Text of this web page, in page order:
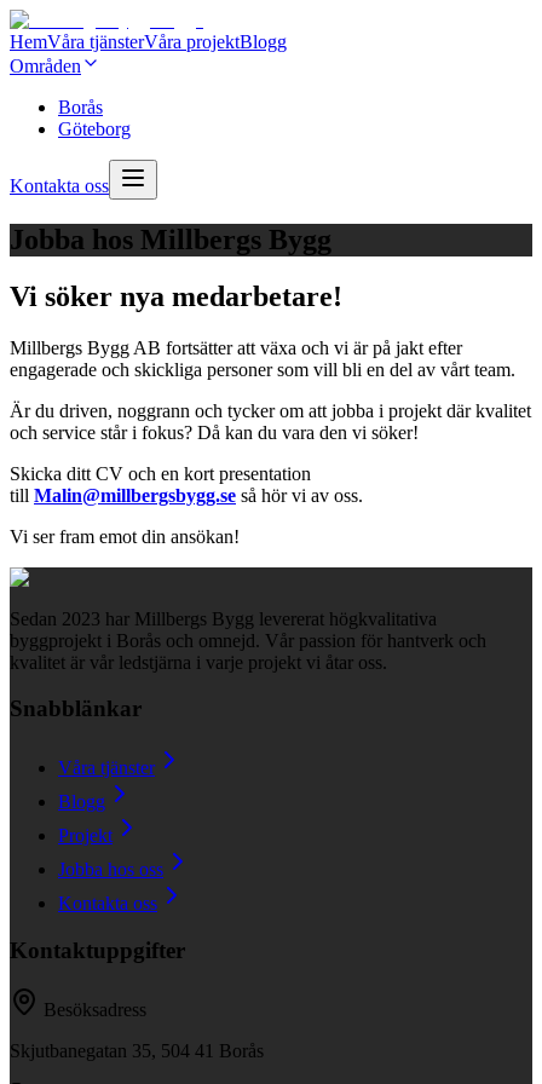
HemVåra tjänsterVåra projektBlogg
Områden
Borås
Göteborg
Kontakta oss
Jobba hos Millbergs Bygg
Vi söker nya medarbetare!
Millbergs Bygg AB fortsätter att växa och vi är på jakt efter
engagerade och skickliga personer som vill bli en del av vårt team.
Är du driven, noggrann och tycker om att jobba i projekt där kvalitet
och service står i fokus? Då kan du vara den vi söker!
Skicka ditt CV och en kort presentation
till Malin@millbergsbygg.se så hör vi av oss.
Vi ser fram emot din ansökan!
Sedan 2023 har Millbergs Bygg levererat högkvalitativa
byggprojekt i Borås och omnejd. Vår passion för hantverk och
kvalitet är vår ledstjärna i varje projekt vi åtar oss.
Snabblänkar
Våra tjänster
Blogg
Projekt
Jobba hos oss
Kontakta oss
Kontaktuppgifter
Besöksadress
Skjutbanegatan 35, 504 41 Borås